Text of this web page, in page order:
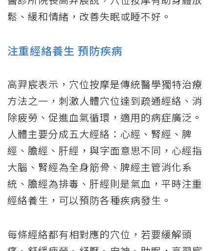
鬆、緩和情緒，改善失眠或睡不好。
注重經絡養生 預防疾病
高羿宸表示，穴位按摩是傳統醫學獨特治療
方法之一，刺激人體穴位達到疏通經絡、消
除疲勞、促進血氣循環，適用的病症廣泛。
人體主要分成五大經絡：心經、腎經、脾
經、膽經、肝經，與字面意思不同，心經指
大腦、腎經為全身筋骨、脾經主管消化系
統、膽經為排毒、肝經則是氣血，平時注重
經絡養生，可以預防各種疾病發生。
每條經絡都有相對應的穴位，若要緩解頭